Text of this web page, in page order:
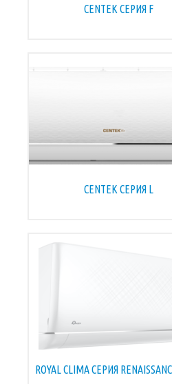
CENTEK СЕРИЯ F
CENTEK СЕРИЯ L
ROYAL CLIMA CЕРИЯ